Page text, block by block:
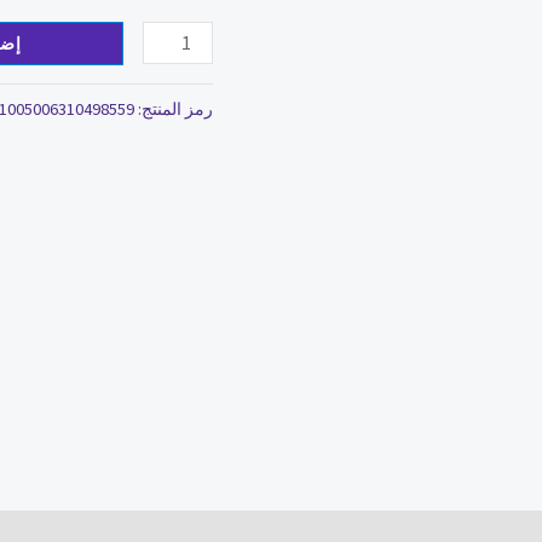
رمز المنتج: 1005006310498559